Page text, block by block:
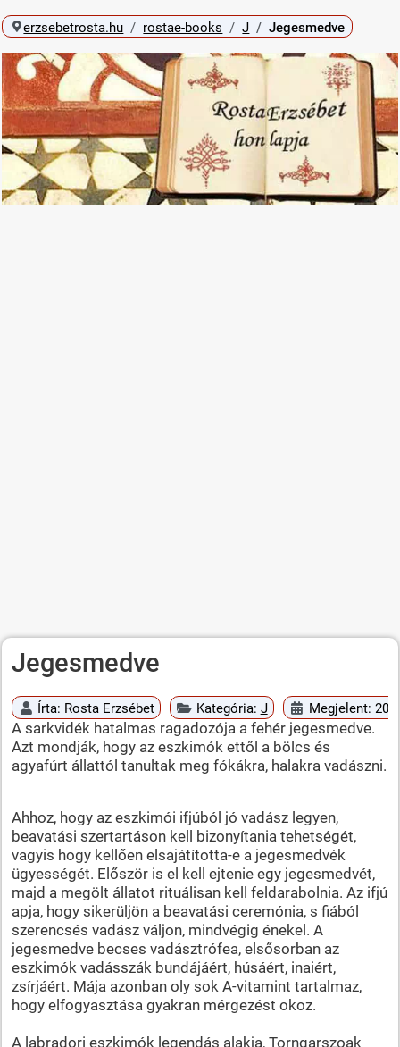
erzsebetrosta.hu rostae-books J Jegesmedve
Jegesmedve
Írta: Rosta Erzsébet Kategória: J Megjelent:
A sarkvidék hatalmas ragadozója a fehér jegesmedve.
Azt mondják, hogy az eszkimók ettől a bölcs és
agyafúrt állattól tanultak meg fókákra, halakra vadászni.
Ahhoz, hogy az eszkimói ifjúból jó vadász legyen,
beavatási szertartáson kell bizonyítania tehetségét,
vagyis hogy kellően elsajátította-e a jegesmedvék
ügyességét. Először is el kell ejtenie egy jegesmedvét,
majd a megölt állatot rituálisan kell feldarabolnia. Az ifjú
apja, hogy sikerüljön a beavatási ceremónia, s fiából
szerencsés vadász váljon, mindvégig énekel. A
jegesmedve becses vadásztrófea, elsősorban az
eszkimók vadásszák bundájáért, húsáért, inaiért,
zsírjáért. Mája azonban oly sok A-vitamint tartalmaz,
hogy elfogyasztása gyakran mérgezést okoz.
A labradori eszkimók legendás alakja, Torngarszoak